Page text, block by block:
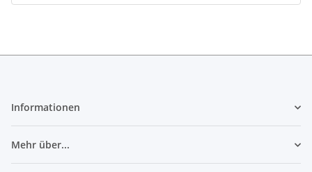
Informationen
Mehr über...